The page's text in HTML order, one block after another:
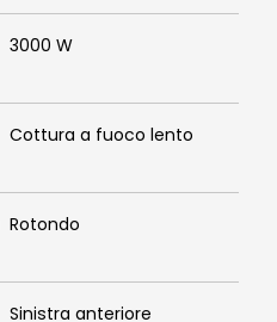
3000 W
Cottura a fuoco lento
Rotondo
Sinistra anteriore